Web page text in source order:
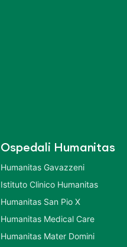
Ospedali Humanitas
Humanitas Gavazzeni
Istituto Clinico Humanitas
Humanitas San Pio X
Humanitas Medical Care
Humanitas Mater Domini